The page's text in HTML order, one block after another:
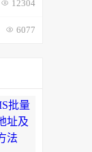
12304
6077